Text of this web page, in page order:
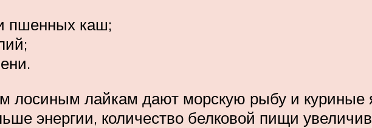
пшенных каш;
лосиным лайкам дают морскую рыбу и куриные
энергии, количество белковой пищи